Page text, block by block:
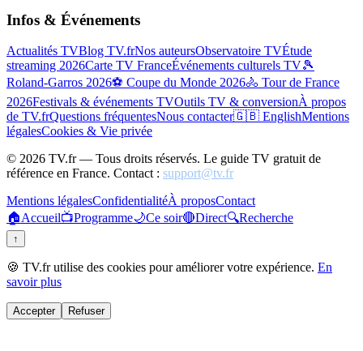
Infos & Événements
Actualités TVBlog TV.frNos auteursObservatoire TVÉtude
streaming 2026Carte TV FranceÉvénements culturels TV🎾
Roland-Garros 2026⚽ Coupe du Monde 2026🚴 Tour de France
2026Festivals & événements TVOutils TV & conversionÀ propos
de TV.frQuestions fréquentesNous contacter🇬🇧 EnglishMentions
légalesCookies & Vie privée
© 2026 TV.fr — Tous droits réservés. Le guide TV gratuit de
référence en France. Contact : support@tv.fr
Mentions légalesConfidentialitéÀ proposContact
🏠Accueil📺Programme🌙Ce soir🔴Direct🔍Recherche
↑
🍪 TV.fr utilise des cookies pour améliorer votre expérience. En
savoir plus
Accepter Refuser